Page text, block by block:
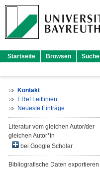
Startseite Browsen Suche
Kontakt
ERef Leitlinien
Neueste Einträge
Literatur vom gleichen Autor/der
gleichen Autor*in
bei Google Scholar
Bibliografische Daten exportieren